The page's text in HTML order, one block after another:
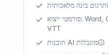
תרגום בינה מלאכותית
פורמטי ייצוא: Word, CSV, PDF, TXT, SRT,
VTT
תובנות AI מוגבלות